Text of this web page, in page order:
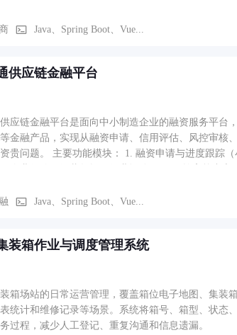
Java、Spring Boot、Vue...
供应链金融平台
应链金融平台是面向中小制造企业的融资服务平台
金融产品，实现从融资申请、信用评估、风控审核
（小程序端全流程办理） 2. 授信额度管理（额度测算、占用、释放） 3. 信用评
Java、Spring Boot、Vue...
装箱作业与调度管理系统
箱场站的日常运营管理，覆盖箱位电子地图、集装
统计和维修记录等场景。系统将箱号、箱型、状态
过程，减少人工登记、重复沟通和信息遗漏。